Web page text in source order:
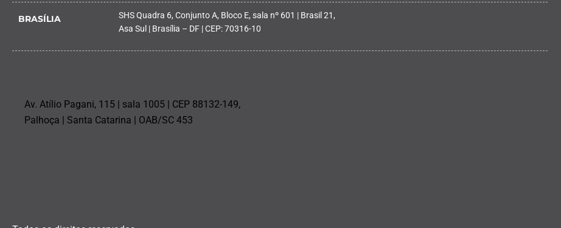
BRASÍLIA
SHS Quadra 6, Conjunto A, Bloco E, sala nº 601 | Brasil 21,
Asa Sul | Brasília – DF | CEP: 70316-10
Av. Atílio Pagani, 115 | sala 1005 | CEP 88132-149,
Palhoça | Santa Catarina | OAB/SC 453